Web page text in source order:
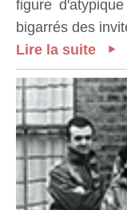
figure
bigarrés des
Lire la suite